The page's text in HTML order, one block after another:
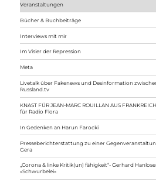
Veranstaltungen
Bücher & Buchbeiträge
Interviews mit mir
Im Visier der Repression
Meta
Livetalk über Fakenews und Desinformation
Russland.tv
KNAST FÜR JEAN-MARC ROUILLAN AUS
für Radio Flora
In Gedenken an Harun Farocki
Presseberichterstattung zu einer
Gera
„Corona & linke Kritik(un) fähigkeit“- Gerhard
»Schwurbelei«